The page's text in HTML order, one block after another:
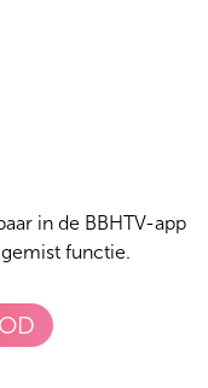
in de BBHTV-app
functie.